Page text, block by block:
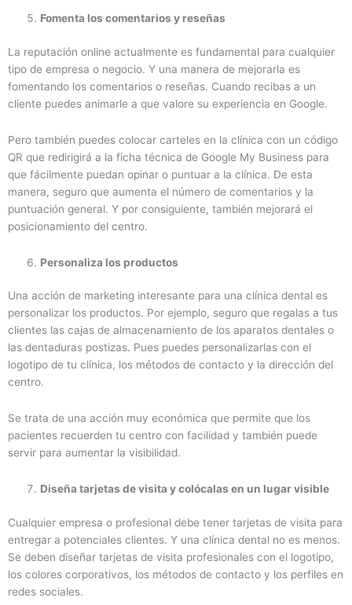
Fomenta los comentarios y reseñas
La reputación online actualmente es fundamental para cualquier
tipo de empresa o negocio. Y una manera de mejorarla es
fomentando los comentarios o reseñas. Cuando recibas a un
cliente puedes animarle a que valore su experiencia en Google.
Pero también puedes colocar carteles en la clínica con un código
QR que redirigirá a la ficha técnica de Google My Business para
que fácilmente puedan opinar o puntuar a la clínica. De esta
manera, seguro que aumenta el número de comentarios y la
puntuación general. Y por consiguiente, también mejorará el
posicionamiento del centro.
Personaliza los productos
Una acción de marketing interesante para una clínica dental es
personalizar los productos. Por ejemplo, seguro que regalas a tus
clientes las cajas de almacenamiento de los aparatos dentales o
las dentaduras postizas. Pues puedes personalizarlas con el
logotipo de tu clínica, los métodos de contacto y la dirección del
centro.
Se trata de una acción muy económica que permite que los
pacientes recuerden tu centro con facilidad y también puede
servir para aumentar la visibilidad.
Diseña tarjetas de visita y colócalas en un lugar visible
Cualquier empresa o profesional debe tener tarjetas de visita para
entregar a potenciales clientes. Y una clínica dental no es menos.
Se deben diseñar tarjetas de visita profesionales con el logotipo,
los colores corporativos, los métodos de contacto y los perfiles en
redes sociales.